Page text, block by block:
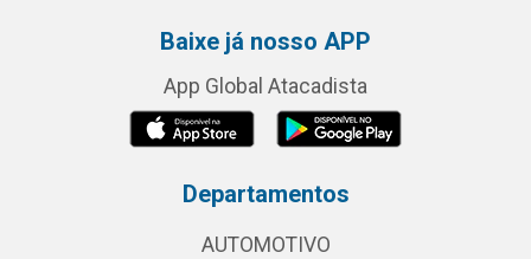
Baixe já nosso APP
App Global Atacadista
Departamentos
AUTOMOTIVO